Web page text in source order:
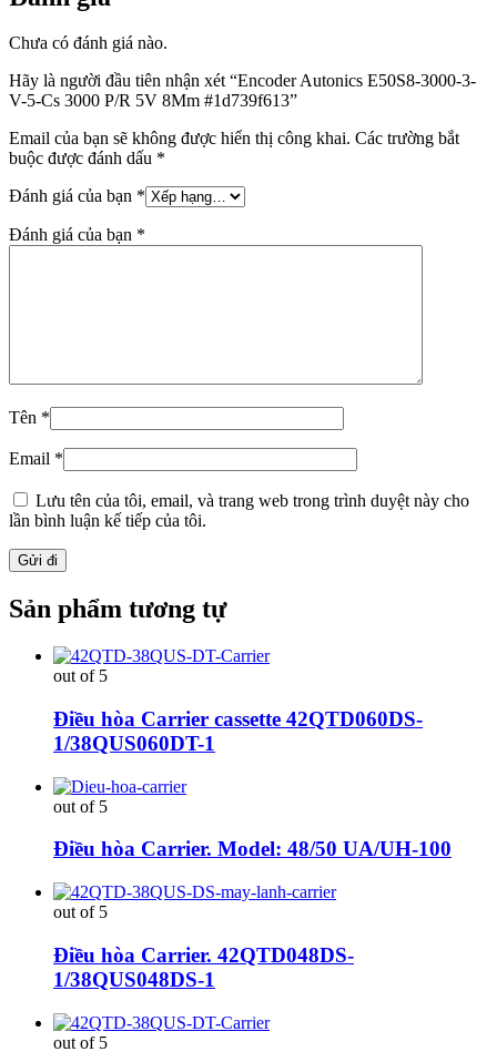
Chưa có đánh giá nào.
Hãy là người đầu tiên nhận xét “Encoder Autonics E50S8-3000-3-
V-5-Cs 3000 P/R 5V 8Mm #1d739f613”
Email của bạn sẽ không được hiển thị công khai. Các trường bắt
buộc được đánh dấu *
Đánh giá của bạn *
Đánh giá của bạn *
Tên *
Email *
Lưu tên của tôi, email, và trang web trong trình duyệt này cho
lần bình luận kế tiếp của tôi.
Sản phẩm tương tự
out of 5
Điều hòa Carrier cassette 42QTD060DS-
1/38QUS060DT-1
out of 5
Điều hòa Carrier. Model: 48/50 UA/UH-100
out of 5
Điều hòa Carrier. 42QTD048DS-
1/38QUS048DS-1
out of 5